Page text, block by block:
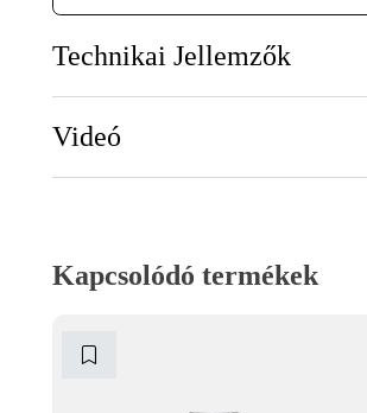
Technikai Jellemzők
Videó
Kapcsolódó termékek